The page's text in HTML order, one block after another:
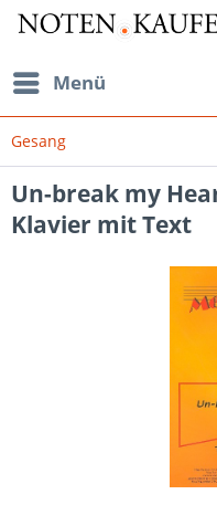
Menü
Gesang
Un-break my
Klavier mit Text